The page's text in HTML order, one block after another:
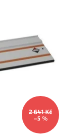
2 641 Kč
–5 %